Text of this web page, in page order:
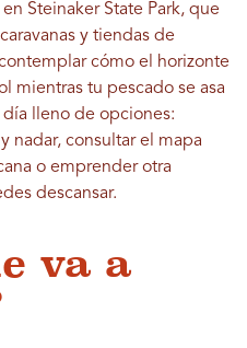
Steinaker State Park, que
y tiendas de
cómo el horizonte
mientras tu pescado se asa
día lleno de opciones:
nadar, consultar el mapa
o emprender otra
descansar.
va a